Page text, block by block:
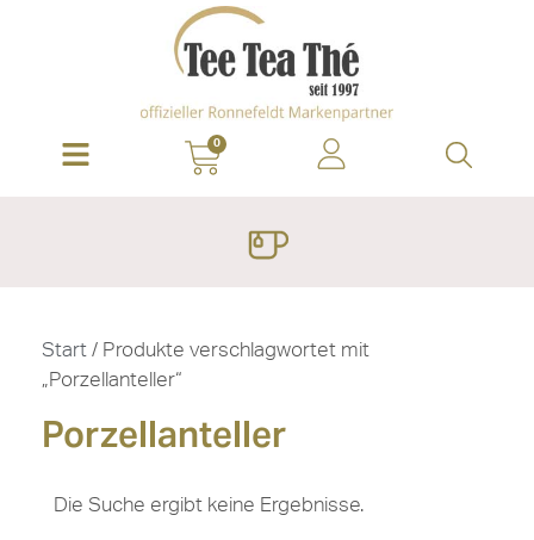
0
Start / Produkte verschlagwortet mit
„Porzellanteller“
Porzellanteller
Die Suche ergibt keine Ergebnisse.